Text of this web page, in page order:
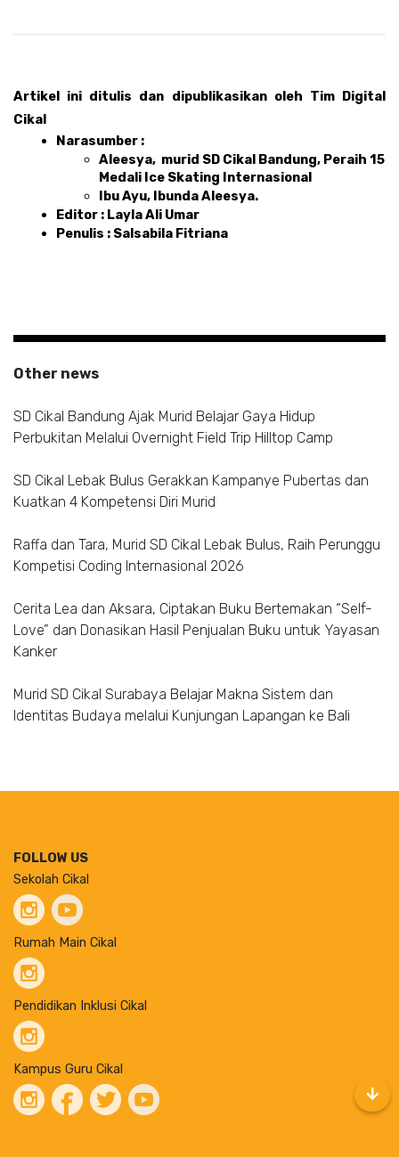
Artikel ini ditulis dan dipublikasikan oleh Tim Digital
Cikal
Narasumber :
Aleesya,  murid SD Cikal Bandung, Peraih 15
Medali Ice Skating Internasional
Ibu Ayu, Ibunda Aleesya.
Editor : Layla Ali Umar
Penulis : Salsabila Fitriana
Other news
SD Cikal Bandung Ajak Murid Belajar Gaya Hidup
Perbukitan Melalui Overnight Field Trip Hilltop Camp
SD Cikal Lebak Bulus Gerakkan Kampanye Pubertas dan
Kuatkan 4 Kompetensi Diri Murid
Raffa dan Tara, Murid SD Cikal Lebak Bulus, Raih Perunggu
Kompetisi Coding Internasional 2026
Cerita Lea dan Aksara, Ciptakan Buku Bertemakan “Self-
Love” dan Donasikan Hasil Penjualan Buku untuk Yayasan
Kanker
Murid SD Cikal Surabaya Belajar Makna Sistem dan
Identitas Budaya melalui Kunjungan Lapangan ke Bali
FOLLOW US
Sekolah Cikal
Rumah Main Cikal
Pendidikan Inklusi Cikal
Kampus Guru Cikal